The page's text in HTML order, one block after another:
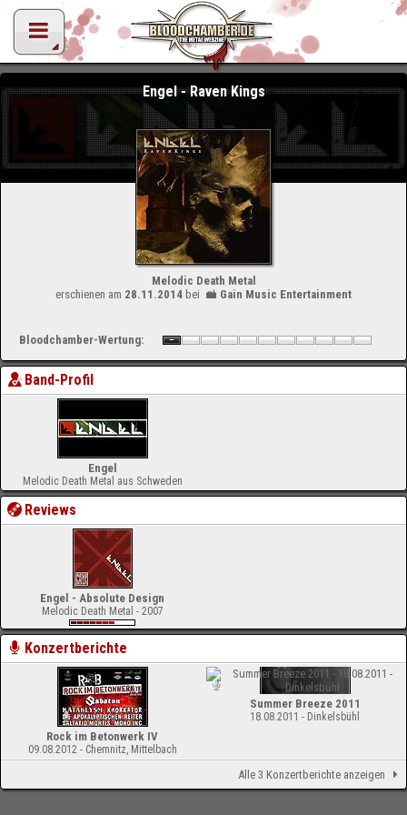
Engel - Raven Kings
Melodic Death Metal
erschienen am 28.11.2014 bei Gain Music Entertainment
Bloodchamber-Wertung:
Band-Profil
Engel
Melodic Death Metal aus Schweden
Reviews
Engel - Absolute Design
Melodic Death Metal - 2007
Konzertberichte
Rock im Betonwerk IV
09.08.2012 - Chemnitz, Mittelbach
Summer Breeze 2011
18.08.2011 - Dinkelsbühl
Alle 3 Konzertberichte anzeigen